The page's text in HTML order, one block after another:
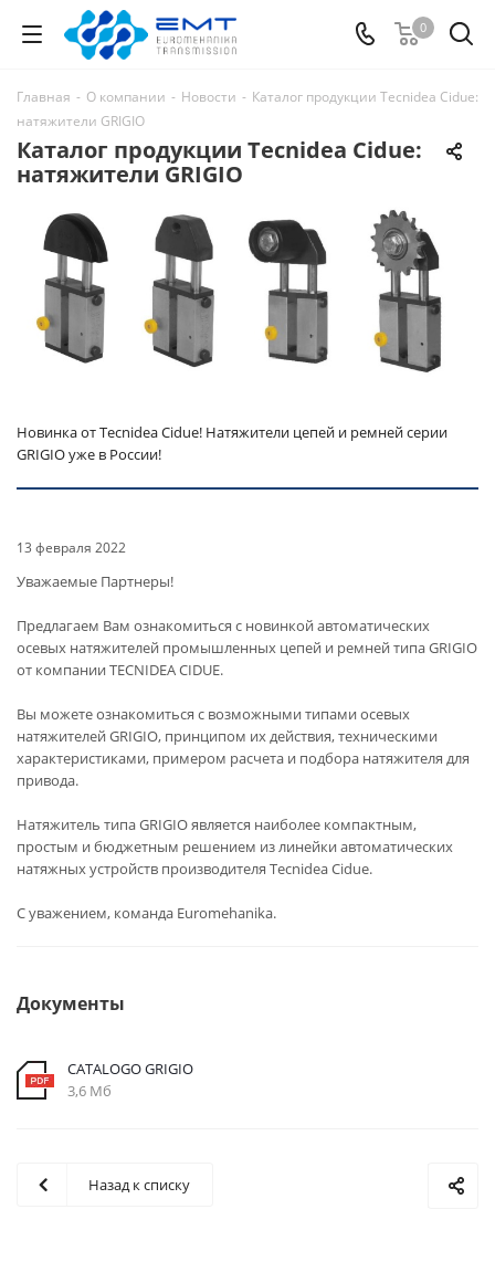
0
Главная - О компании - Новости - Каталог продукции Tecnidea Cidue:
натяжители GRIGIO
Каталог продукции Tecnidea Cidue:
натяжители GRIGIO
Новинка от Tecnidea Cidue! Натяжители цепей и ремней серии
GRIGIO уже в России!
13 февраля 2022
Уважаемые Партнеры!
Предлагаем Вам ознакомиться с новинкой автоматических
осевых натяжителей промышленных цепей и ремней типа GRIGIO
от компании TECNIDEA CIDUE.
Вы можете ознакомиться с возможными типами осевых
натяжителей GRIGIO, принципом их действия, техническими
характеристиками, примером расчета и подбора натяжителя для
привода.
Натяжитель типа GRIGIO является наиболее компактным,
простым и бюджетным решением из линейки автоматических
натяжных устройств производителя Tecnidea Cidue.
С уважением, команда Euromehanika.
Документы
CATALOGO GRIGIO
3,6 Мб
Назад к списку